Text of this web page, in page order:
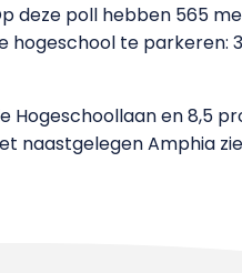
deze poll hebben 565
hogeschool te parkeren:
Hogeschoollaan en 8,5
naastgelegen Amphia